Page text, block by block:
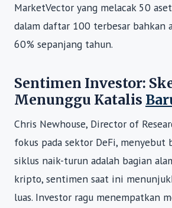
MarketVector yang melacak 50
dalam daftar 100 terbesar bahkan
60% sepanjang tahun.
Sentimen Investor:
Menunggu Katalis
Chris Newhouse, Director of
fokus pada sektor DeFi, menyebut
siklus naik-turun adalah bagian
kripto, sentimen saat ini
luas. Investor ragu menempatkan